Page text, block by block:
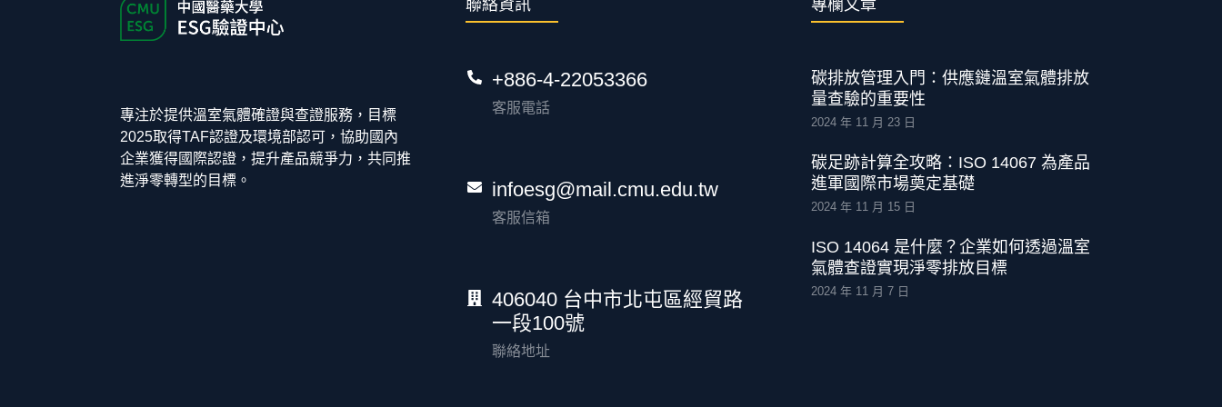
專注於提供溫室氣體確證與查證服務，目標
2025取得TAF認證及環境部認可，協助國內
企業獲得國際認證，提升產品競爭力，共同推
進淨零轉型的目標。
聯絡資訊
+886-4-22053366
客服電話
infoesg@mail.cmu.edu.tw
客服信箱
406040 台中市北屯區經貿路
一段100號
聯絡地址
專欄文章
碳排放管理入門：供應鏈溫室氣體排放
量查驗的重要性
2024 年 11 月 23 日
碳足跡計算全攻略：ISO 14067 為產品
進軍國際市場奠定基礎
2024 年 11 月 15 日
ISO 14064 是什麼？企業如何透過溫室
氣體查證實現淨零排放目標
2024 年 11 月 7 日